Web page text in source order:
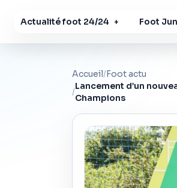
Actualité foot 24/24 + Foot
Accueil/Foot actu
/
Lancement d’un
Champions